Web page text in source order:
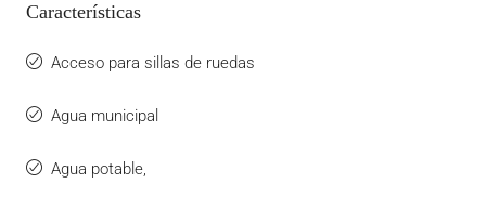
Características
Acceso para sillas de ruedas
Agua municipal
Agua potable,